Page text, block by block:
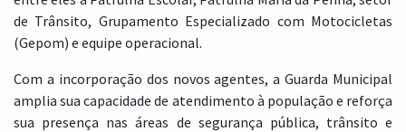
de Trânsito, Grupamento Especializado com Motocicletas
(Gepom) e equipe operacional.
Com a incorporação dos novos agentes, a Guarda Municipal
amplia sua capacidade de atendimento à população e reforça
sua presença nas áreas de segurança pública, trânsito e